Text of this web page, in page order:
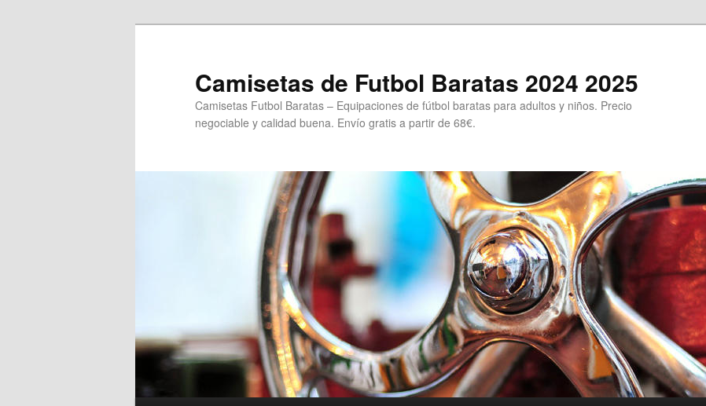
Camisetas de Futbol Baratas 2024 2025
Camisetas Futbol Baratas – Equipaciones de fútbol baratas para adultos y niños. Precio
negociable y calidad buena. Envío gratis a partir de 68€.